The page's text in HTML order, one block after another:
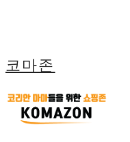
코마존